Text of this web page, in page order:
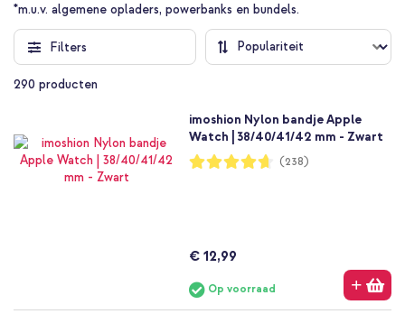
*m.u.v. algemene opladers, powerbanks en bundels.
Filters
290 producten
imoshion Nylon bandje Apple
Watch | 38/40/41/42 mm - Zwart
Waardering:
93%
(238)
€ 12,99
Op voorraad